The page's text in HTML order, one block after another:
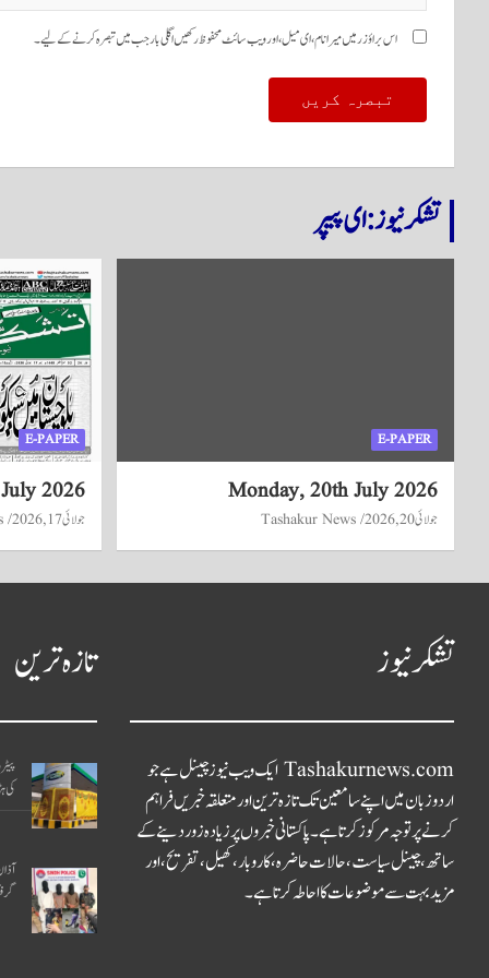
اس براؤزر میں میرا نام، ای میل، اور ویب سائٹ محفوظ رکھیں اگلی بار جب میں تبصرہ کرنے کےلیے۔
تشکر نیوز: ای پیپر
E-PAPER
Monday, 20th July 2026
جولائی 20, 2026 Tashakur News
E-PAPER
2026
جولائی 17, 2026
تشکر نیوز
Tashakurnews.com ایک ویب نیوز چینل ہے جو
اردو زبان میں اپنے سامعین تک تازہ ترین اور متعلقہ خبریں فراہم
کرنے پر توجہ مرکوز کرتا ہے۔ پاکستانی خبروں پر زیادہ زور دینے کے
ساتھ، چینل سیاست، حالات حاضرہ، کاروبار، کھیل، تفریح، اور
مزید بہت سے موضوعات کا احاطہ کرتا ہے۔
تازہ ترین
کی